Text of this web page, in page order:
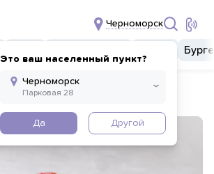
Черноморск
Это ваш населенный пункт?
Да Другой